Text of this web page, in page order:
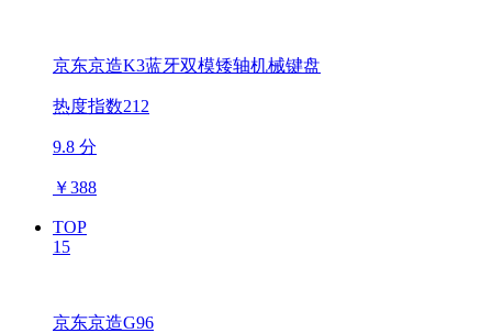
京东京造K3蓝牙双模矮轴机械键盘
热度指数212
9.8 分
￥388
TOP
15
京东京造G96